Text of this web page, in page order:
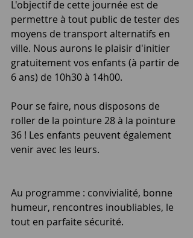
L'objectif de cette journée est de
permettre à tout public de tester des
moyens de transport alternatifs en
ville. Nous aurons le plaisir d'initier
gratuitement vos enfants (à partir de
6 ans) de 10h30 à 14h00.
Pour se faire, nous disposons de
roller de la pointure 28 à la pointure
36 ! Les enfants peuvent également
venir avec les leurs.
Au programme : convivialité, bonne
humeur, rencontres inoubliables, le
tout en parfaite sécurité.